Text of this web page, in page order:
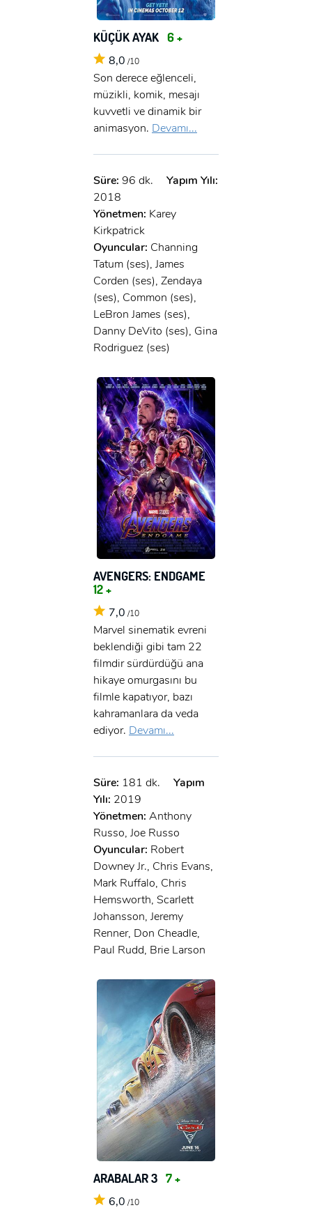
KÜÇÜK AYAK 6 +
8,0 /10
Son derece eğlenceli,
müzikli, komik, mesajı
kuvvetli ve dinamik bir
animasyon. Devamı...
Süre: 96 dk.
Yapım Yılı:
2018
Yönetmen: Karey
Kirkpatrick
Oyuncular: Channing
Tatum (ses), James
Corden (ses), Zendaya
(ses), Common (ses),
LeBron James (ses),
Danny DeVito (ses), Gina
Rodriguez (ses)
AVENGERS: ENDGAME
12 +
7,0 /10
Marvel sinematik evreni
beklendiği gibi tam 22
filmdir sürdürdüğü ana
hikaye omurgasını bu
filmle kapatıyor, bazı
kahramanlara da veda
ediyor. Devamı...
Süre: 181 dk.
Yapım
Yılı: 2019
Yönetmen: Anthony
Russo, Joe Russo
Oyuncular: Robert
Downey Jr., Chris Evans,
Mark Ruffalo, Chris
Hemsworth, Scarlett
Johansson, Jeremy
Renner, Don Cheadle,
Paul Rudd, Brie Larson
ARABALAR 3 7 +
6,0 /10